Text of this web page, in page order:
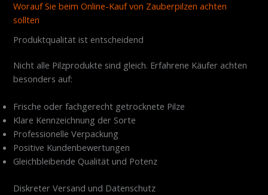
Worauf Sie beim Online-Kauf von Zauberpilzen achten
sollten
Produktqualität ist entscheidend
Nicht alle Pilzprodukte sind gleich. Erfahrene Käufer achten
besonders auf:
Frische oder fachgerecht getrocknete Pilze
Klare Kennzeichnung der Sorte
Professionelle Verpackung
Positive Kundenbewertungen
Gleichbleibende Qualität und Potenz
Diskreter Versand und Datenschutz